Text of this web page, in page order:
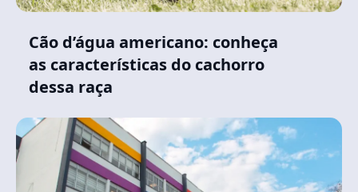
Cão d’água americano: conheça
as características do cachorro
dessa raça